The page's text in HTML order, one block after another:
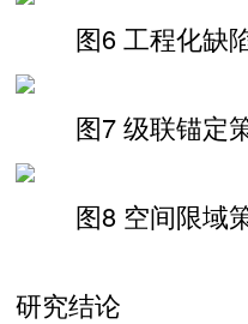
图6 工程化缺陷
图7 级联锚定策
图8 空间限域策
研究结论